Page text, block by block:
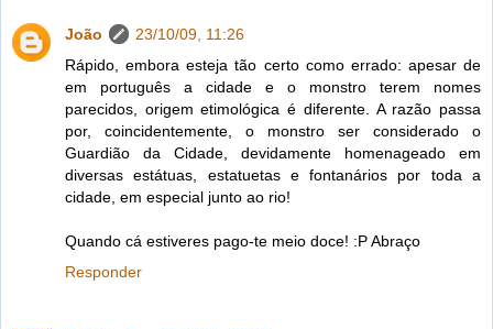
João
23/10/09, 11:26
Rápido, embora esteja tão certo como errado: apesar de
em português a cidade e o monstro terem nomes
parecidos, origem etimológica é diferente. A razão passa
por, coincidentemente, o monstro ser considerado o
Guardião da Cidade, devidamente homenageado em
diversas estátuas, estatuetas e fontanários por toda a
cidade, em especial junto ao rio!
Quando cá estiveres pago-te meio doce! :P Abraço
Responder